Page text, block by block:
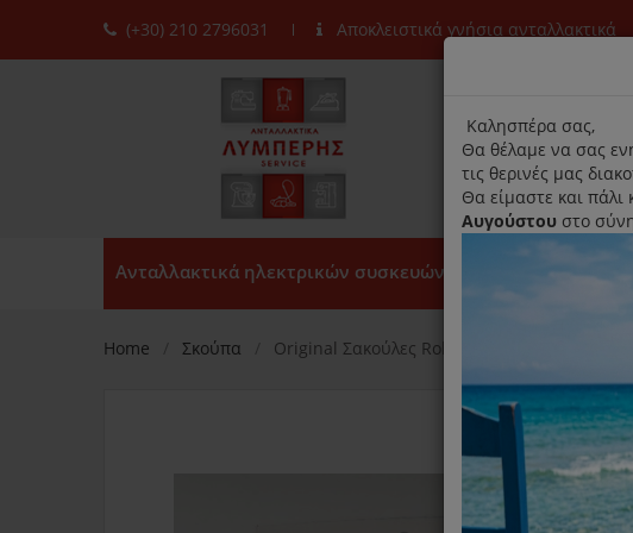
(+30) 210 2796031 Αποκλειστικά γνήσια ανταλλακτικά
Ανταλλακτικά ηλεκτρικών συσκευών Αρχική
Home Σκούπα Original Σακούλες Rohnson R129
title
Καλησπέρα σας,
Θα θέλαμε να σας
τις θερινές μας
Θα είμαστε και
Αυγούστου στο